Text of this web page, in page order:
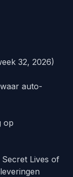
32, 2026)
auto-
op
Lives of